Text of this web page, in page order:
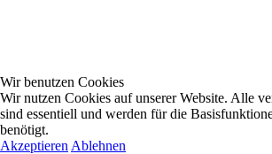
Wir benutzen Cookies
Wir nutzen Cookies auf unserer Website. Alle
sind essentiell und werden für die
benötigt.
Akzeptieren Ablehnen